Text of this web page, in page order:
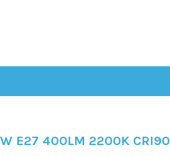
E27 400LM 2200K CRI90